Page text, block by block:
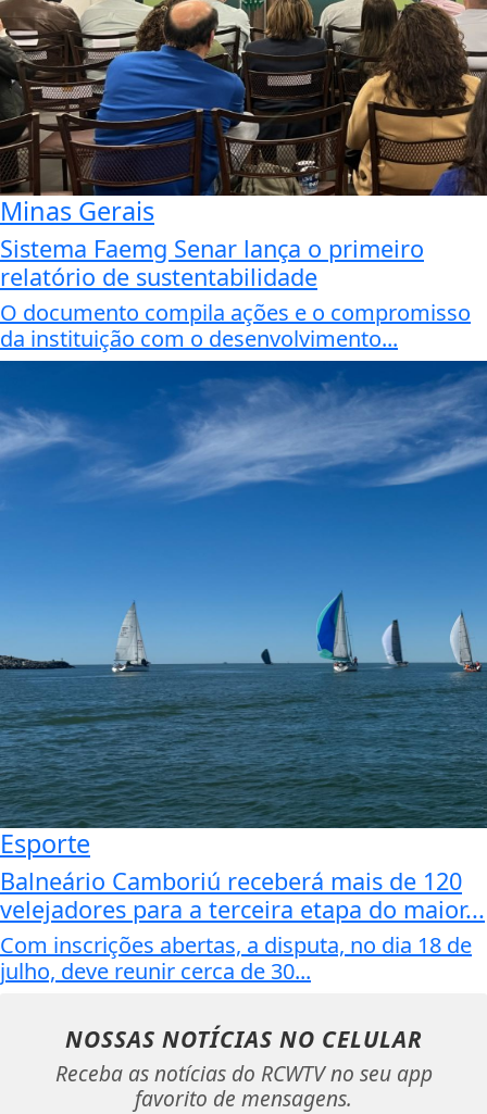
Minas Gerais
Sistema Faemg Senar lança o primeiro
relatório de sustentabilidade
O documento compila ações e o compromisso
da instituição com o desenvolvimento...
Esporte
Balneário Camboriú receberá mais de 120
velejadores para a terceira etapa do maior...
Com inscrições abertas, a disputa, no dia 18 de
julho, deve reunir cerca de 30...
NOSSAS NOTÍCIAS NO CELULAR
Receba as notícias do RCWTV no seu app
favorito de mensagens.